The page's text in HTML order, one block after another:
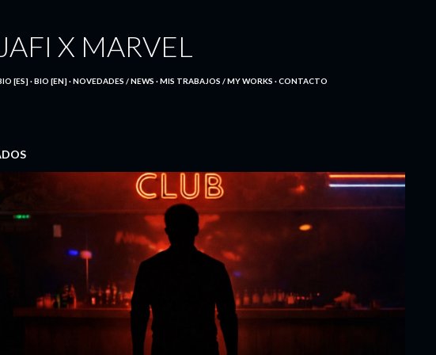
X MARVEL
[ES] BIO [EN] NOVEDADES / NEWS MIS TRABAJOS / MY WORKS CONTACTO